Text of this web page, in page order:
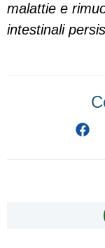
malattie e
intestinali